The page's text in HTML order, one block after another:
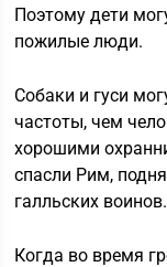
Поэтому дети
пожилые люди.
Собаки и гуси
частоты, чем
хорошими
спасли Рим,
галльских воинов.
Когда во время